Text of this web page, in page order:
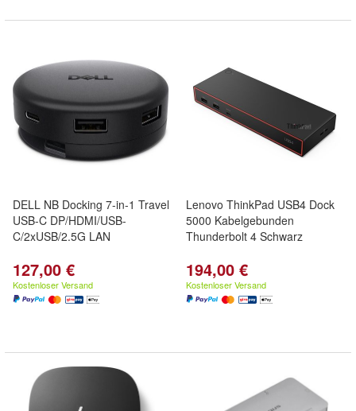
DELL NB Docking 7-in-1 Travel
USB-C DP/HDMI/USB-
C/2xUSB/2.5G LAN
127,00 €
Kostenloser Versand
Lenovo ThinkPad USB4 Dock
5000 Kabelgebunden
Thunderbolt 4 Schwarz
194,00 €
Kostenloser Versand